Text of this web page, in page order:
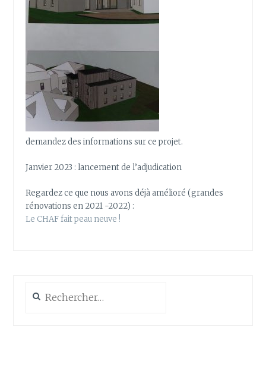
demandez des informations sur ce projet.
Janvier 2023 : lancement de l’adjudication
Regardez ce que nous avons déjà amélioré (grandes
rénovations en 2021 -2022) :
Le CHAF fait peau neuve !